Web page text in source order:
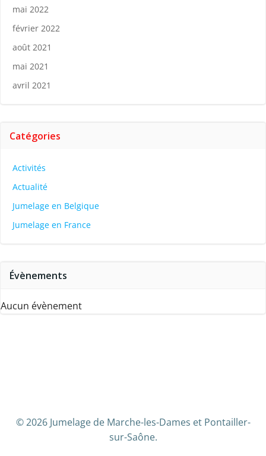
mai 2022
février 2022
août 2021
mai 2021
avril 2021
Catégories
Activités
Actualité
Jumelage en Belgique
Jumelage en France
Évènements
Aucun évènement
© 2026 Jumelage de Marche-les-Dames et Pontailler-
sur-Saône.